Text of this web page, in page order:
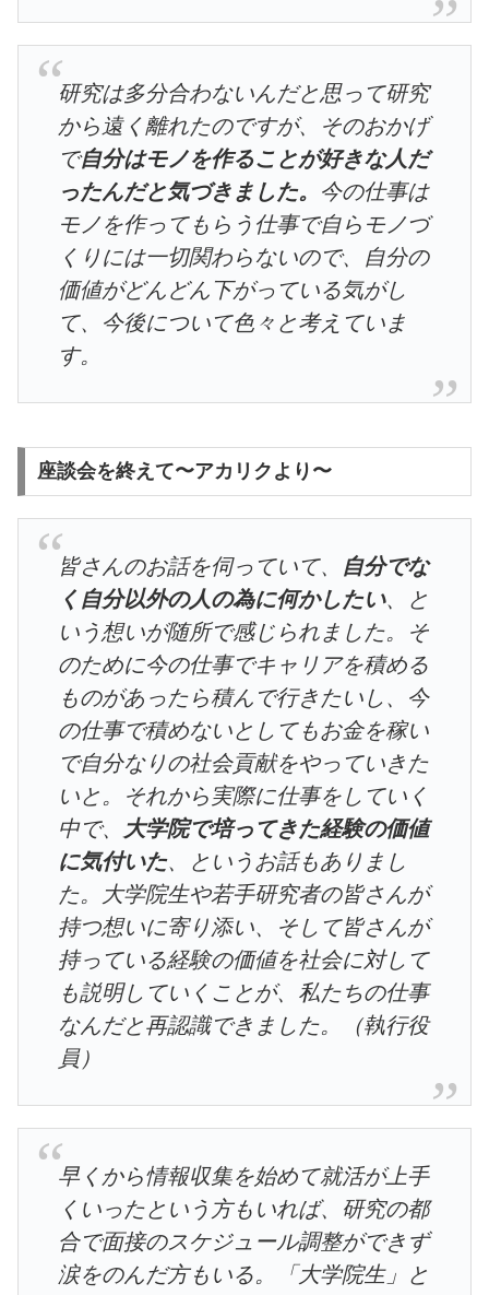
研究は多分合わないんだと思って研究
から遠く離れたのですが、そのおかげ
で自分はモノを作ることが好きな人だ
ったんだと気づきました。 今の仕事は
モノを作ってもらう仕事で自らモノづ
くりには一切関わらないので、自分の
価値がどんどん下がっている気がし
て、今後について色々と考えていま
す。
座談会を終えて〜アカリクより〜
皆さんのお話を伺っていて、 自分でな
く自分以外の人の為に何かしたい、と
いう想いが随所で感じられました。そ
のために今の仕事でキャリアを積める
ものがあったら積んで行きたいし、今
の仕事で積めないとしてもお金を稼い
で自分なりの社会貢献をやっていきた
いと。それから実際に仕事をしていく
中で、 大学院で培ってきた経験の価値
に気付いた、というお話もありまし
た。大学院生や若手研究者の皆さんが
持つ想いに寄り添い、そして皆さんが
持っている経験の価値を社会に対して
も説明していくことが、私たちの仕事
なんだと再認識できました。（執行役
員）
早くから情報収集を始めて就活が上手
くいったという方もいれば、研究の都
合で面接のスケジュール調整ができず
涙をのんだ方もいる。「大学院生」と